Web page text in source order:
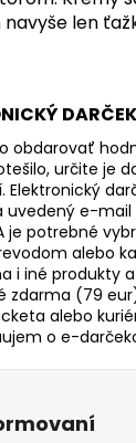
len
obdarovať
určite je
Elektronický
uvedený e-mail
je potrebné
alebo
i iné produkty
zdarma (79
alebo
o e-